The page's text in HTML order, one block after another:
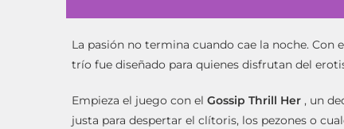
La pasión no termina cuando cae la noche. Con
trío fue diseñado para quienes disfrutan del
Empieza el juego con elGossip Thrill Her , un
justa para despertar el clítoris, los pezones o